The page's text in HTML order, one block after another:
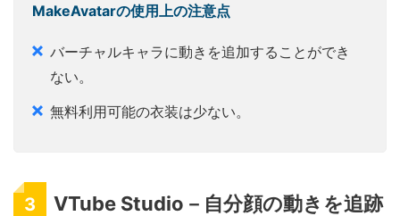
MakeAvatarの使用上の注意点
バーチャルキャラに動きを追加することができ
ない。
無料利用可能の衣装は少ない。
3
VTube Studio－自分顔の動きを追跡